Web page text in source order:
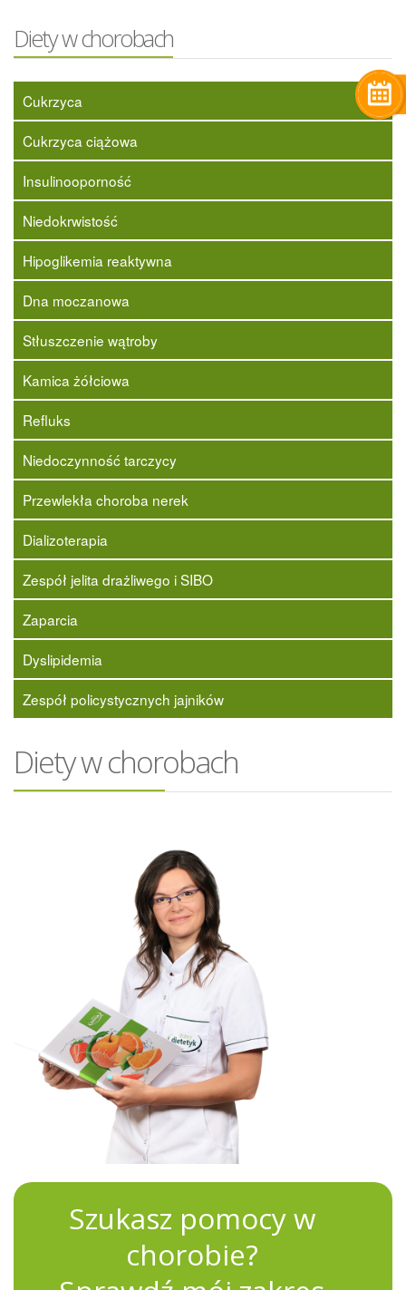
Diety w chorobach
Cukrzyca
Cukrzyca ciążowa
Insulinooporność
Niedokrwistość
Hipoglikemia reaktywna
Dna moczanowa
Stłuszczenie wątroby
Kamica żółciowa
Refluks
Niedoczynność tarczycy
Przewlekła choroba nerek
Dializoterapia
Zespół jelita drażliwego i SIBO
Zaparcia
Dyslipidemia
Zespół policystycznych jajników
Diety w chorobach
Szukasz pomocy w
chorobie?